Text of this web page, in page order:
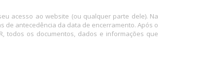
acesso ao website (ou qualquer parte dele). Na
de antecedência da data de encerramento. Após o
todos os documentos, dados e informações que